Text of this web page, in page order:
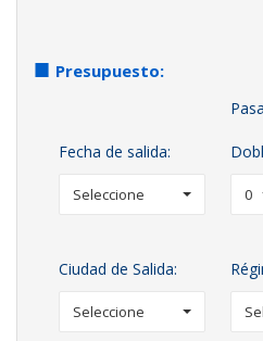
Presupuesto:
Fecha de salida:
Seleccione 0
Ciudad de Salida:
Seleccione